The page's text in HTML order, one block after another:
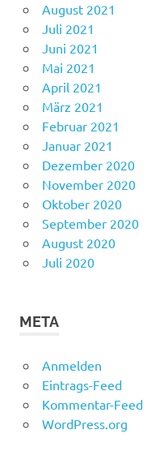
August 2021
Juli 2021
Juni 2021
Mai 2021
April 2021
März 2021
Februar 2021
Januar 2021
Dezember 2020
November 2020
Oktober 2020
September 2020
August 2020
Juli 2020
META
Anmelden
Eintrags-Feed
Kommentar-Feed
WordPress.org